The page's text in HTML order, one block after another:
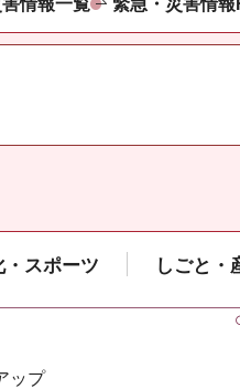
情報一覧 緊急・災害情報
スポーツ しごと・
ップ